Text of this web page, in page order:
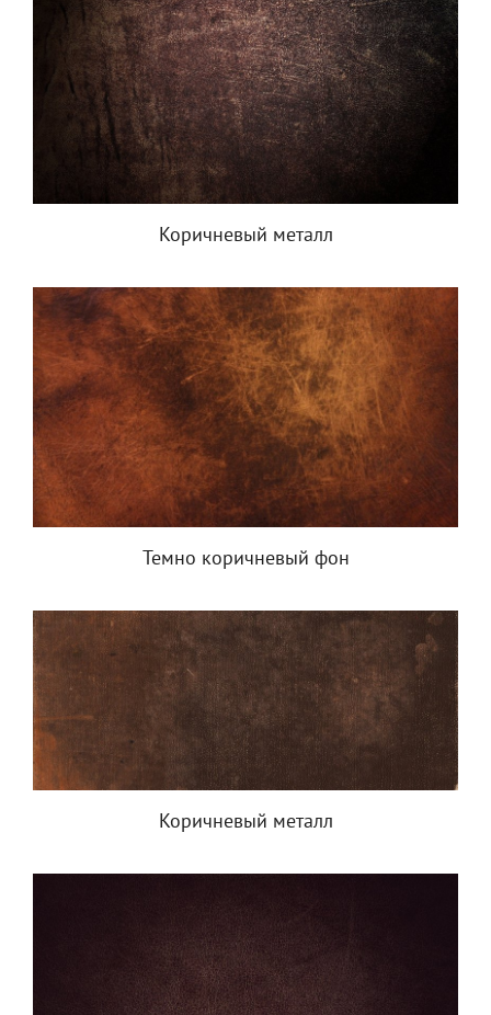
Коричневый металл
Темно коричневый фон
Коричневый металл